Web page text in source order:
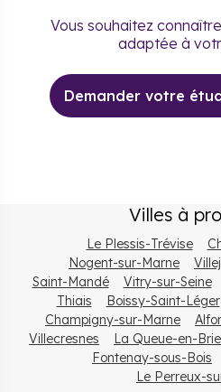
Vous souhaitez
adaptée à
Demander votre
Villes à
Le Plessis-Trévise
Nogent-sur-Marne
Saint-Mandé
Vitry-sur-Seine
Thiais
Boissy-Saint-Léger
Champigny-sur-Marne
Villecresnes
La Queue-en-Brie
Fontenay-sous-Bois
Le Perreux-